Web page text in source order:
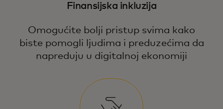
Finansijska inkluzija
Omogućite bolji pristup svima kako
biste pomogli ljudima i preduzećima da
napreduju u digitalnoj ekonomiji